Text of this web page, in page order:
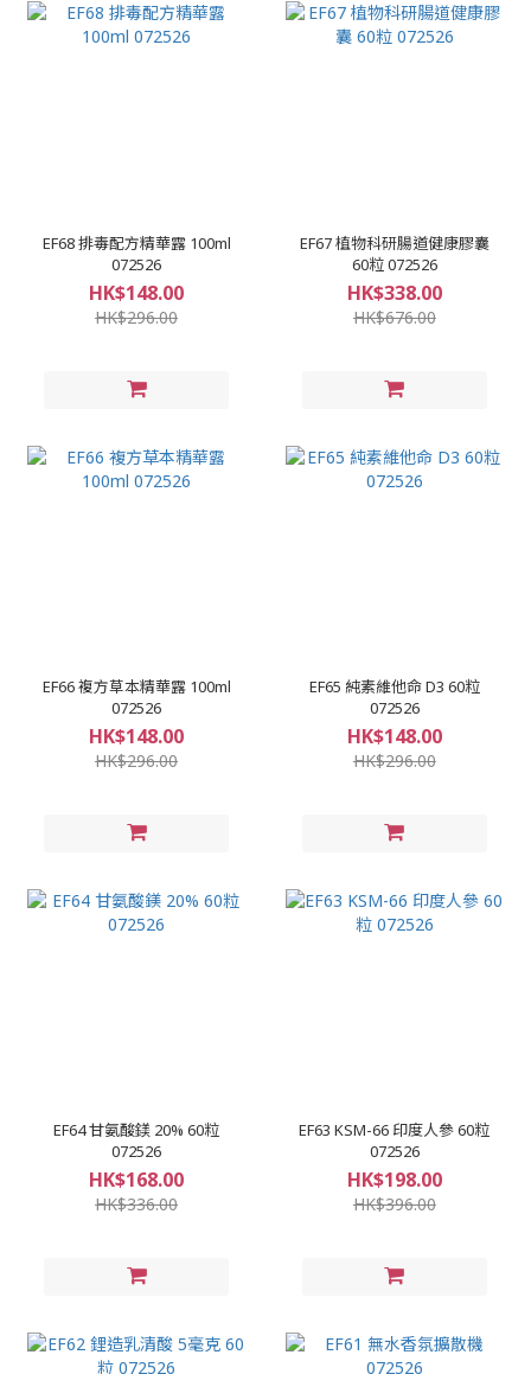
EF68 排毒配方精華露 100ml
072526
HK$148.00
HK$296.00
EF67 植物科研腸道健康膠囊
60粒 072526
HK$338.00
HK$676.00
EF66 複方草本精華露 100ml
072526
HK$148.00
HK$296.00
EF65 純素維他命 D3 60粒
072526
HK$148.00
HK$296.00
EF64 甘氨酸鎂 20% 60粒
072526
HK$168.00
HK$336.00
EF63 KSM-66 印度人參 60粒
072526
HK$198.00
HK$396.00